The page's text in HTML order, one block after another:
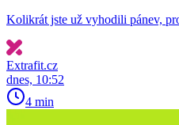
Kolikrát jste už vyhodili pánev,
Extrafit.cz
dnes, 10:52
4 min